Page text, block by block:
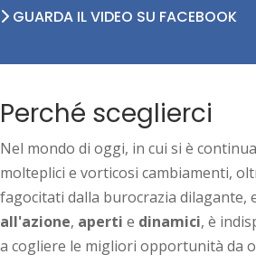
GUARDA IL VIDEO SU FACEBOOK
Perché sceglierci
Nel mondo di oggi, in cui si è
molteplici e vorticosi cambiamenti,
fagocitati dalla burocrazia dilagante,
all'azione, aperti e dinamici, è
a cogliere le migliori opportunità da